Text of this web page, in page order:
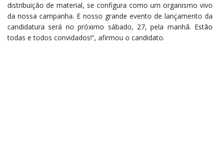
distribuição de material, se configura como um organismo vivo
da nossa campanha. E nosso grande evento de lançamento da
candidatura será no próximo sábado, 27, pela manhã. Estão
todas e todos convidados!”, afirmou o candidato.